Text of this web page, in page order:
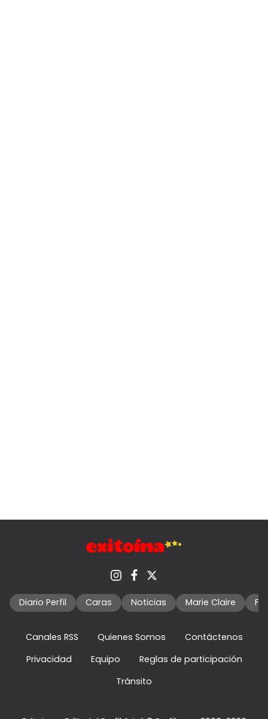
Diario Perfil Caras Noticias Marie Claire
Canales RSS Quienes Somos
Contáctenos
Privacidad
Equipo
Reglas de participación
Tránsito